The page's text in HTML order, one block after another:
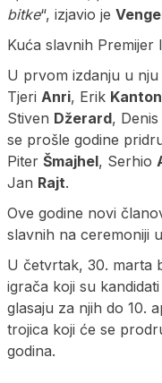
bitke“, izjavio je
Kuća slavnih Premijer
U prvom izdanju u
Tjeri Anri, Erik
Stiven Džerard, Denis
se prošle godine
Piter Šmajhel, Serhio
Jan Rajt.
Ove godine novi
slavnih na ceremoniji
U četvrtak, 30. marta
igrača koji su
glasaju za njih do 10.
trojica koji će se
godina.